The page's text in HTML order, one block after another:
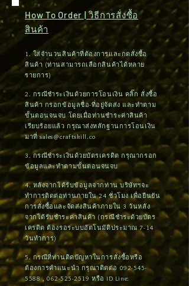
ต่างจังหวัดใช้เวลา 3-5 วัน / จัดส่งได้ทาง
ไปรษณีย์
How To Order | วิธีการสั่งซื้อ
สินค้า
1. ใส่จำนวนสินค้าที่ต้องการและกดสั่งซื้อ
สินค้า (ท่านสามารถเลือกสินค้าได้หลาย
รายการ)
2. กรณีชำระเงินด้วยการโอนเงิน คลิ๊ก สั่งซื้อ
สินค้า กรอกข้อมูลชื่อ-ที่อยู่จัดส่ง และทำตาม
ขั้นตอนจนจบ โดยเมื่อท่านชำระค่าสินค้า
เรียบร้อยแล้ว กรุณาส่งหลักฐานการโอนเงิน
มาที่sales@craftskill.co
3. กรณีชำระเงินด้วยบัตรเครดิต กรุณากรอก
ข้อมูลและทำตามขั้นตอนจนจบ
4. หลังจากได้รับข้อมูลจากท่าน บริษัทฯจะ
ทำการติดต่อท่านภายใน 24 ชั่วโมง เพื่อยืนยัน
การสั่งซื้อและจัดส่งสินค้าภายใน 3 วันหลัง
จากได้รับชำระค่าสินค้า (กรณีชำระด้วยบัตร
เครดิต ต้องรอระบบอัตโนมัติประมาณ 7-14
วันทำการ)
5. กรณีที่ท่านติดปัญหาในการสั่งซื้อหรือ
ต้องการคำแนะนำ กรุณาติดต่อ 092-545-
5588, 062-525-2519 หรือ ID Line: